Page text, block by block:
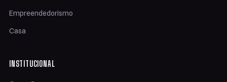
Empreendedorismo
Casa
INSTITUCIONAL